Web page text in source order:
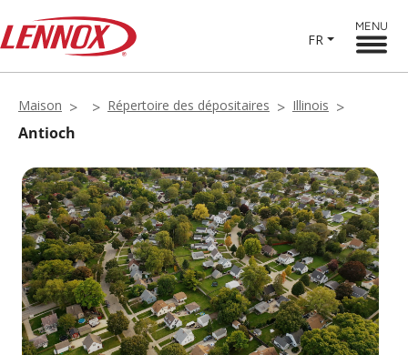
FR
MENU
Maison Répertoire des dépositaires Illinois
Antioch